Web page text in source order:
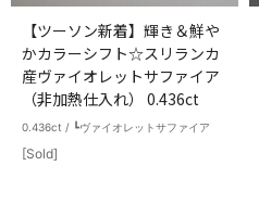
【ツーソン新着】輝き＆鮮や
かカラーシフト☆スリランカ
産ヴァイオレットサファイア
（非加熱仕入れ） 0.436ct
0.436ct / ┗ヴァイオレットサファイア
[Sold]